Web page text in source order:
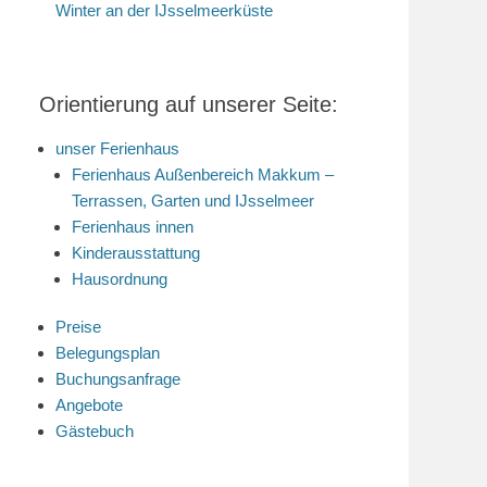
Winter an der IJsselmeerküste
Orientierung auf unserer Seite:
unser Ferienhaus
Ferienhaus Außenbereich Makkum –
Terrassen, Garten und IJsselmeer
Ferienhaus innen
Kinderausstattung
Hausordnung
Preise
Belegungsplan
Buchungsanfrage
Angebote
Gästebuch